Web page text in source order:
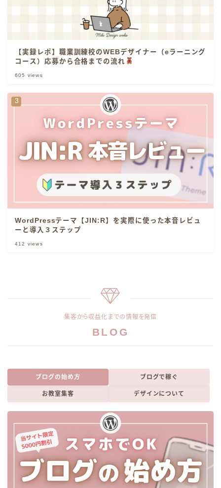
【実録レポ】職業訓練校のWEBデザイナー（eラーニング
コース）応募から合格までの流れ
605 views
WordPressテーマ【JIN:R】を実際に使った本音レビュ
ーと導入３ステップ
412 views
集客から収益化までの情報を発信
BLOG
ブログの始め方 ブログで稼ぐ
お教室集客 デザインについて